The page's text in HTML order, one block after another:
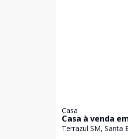
Casa
Casa à venda
Terrazul SM, Santa